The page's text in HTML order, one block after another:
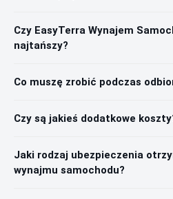
Czy EasyTerra Wynajem
najtańszy?
Co muszę zrobić podczas
Czy są jakieś dodatkowe
Jaki rodzaj ubezpieczenia
wynajmu samochodu?